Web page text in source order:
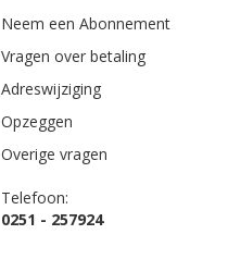
Neem een Abonnement
Vragen over betaling
Adreswijziging
Opzeggen
Overige vragen
Telefoon:
0251 - 257924